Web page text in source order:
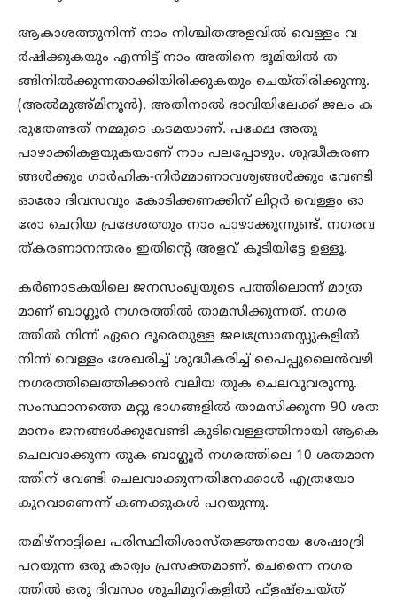
ആകാശത്തുനിന്ന് നാം നിശ്ചിതഅളവില്‍ വെള്ളം വ
ര്‍ഷിക്കുകയും എന്നിട്ട് നാം അതിനെ ഭൂമിയില്‍ ത
ങ്ങിനില്‍ക്കുന്നതാക്കിയിരിക്കുകയും ചെയ്തിരിക്കുന്നു.
(അല്‍മുഅ്മിനൂന്‍). അതിനാല്‍ ഭാവിയിലേക്ക് ജലം ക
രുതേണ്ടത് നമ്മുടെ കടമയാണ്. പക്ഷേ അതു
പാഴാക്കികളയുകയാണ് നാം പലപ്പോഴും. ശുദ്ധീകരണ
ങ്ങള്‍ക്കും ഗാര്‍ഹിക-നിര്‍മ്മാണാവശ്യങ്ങള്‍ക്കും വേണ്ടി
ഓരോ ദിവസവും കോടിക്കണക്കിന് ലിറ്റര്‍ വെള്ളം ഓ
രോ ചെറിയ പ്രദേശത്തും നാം പാഴാക്കുന്നുണ്ട്. നഗരവ
ത്കരണാനന്തരം ഇതിന്റെ അളവ് കൂടിയിട്ടേ ഉള്ളൂ.
കര്‍ണാടകയിലെ ജനസംഖ്യയുടെ പത്തിലൊന്ന് മാത്ര
മാണ് ബാഗ്ലൂര്‍ നഗരത്തില്‍ താമസിക്കുന്നത്. നഗര
ത്തില്‍ നിന്ന് ഏറെ ദൂരെയുള്ള ജലസ്രോതസ്സുകളില്‍
നിന്ന് വെള്ളം ശേഖരിച്ച് ശുദ്ധീകരിച്ച് പൈപ്പുലൈന്‍വഴി
നഗരത്തിലെത്തിക്കാന്‍ വലിയ തുക ചെലവുവരുന്നു.
സംസ്ഥാനത്തെ മറ്റു ഭാഗങ്ങളില്‍ താമസിക്കുന്ന 90 ശത
മാനം ജനങ്ങള്‍ക്കുവേണ്ടി കുടിവെള്ളത്തിനായി ആകെ
ചെലവാക്കുന്ന തുക ബാഗ്ലൂര്‍ നഗരത്തിലെ 10 ശതമാന
ത്തിന് വേണ്ടി ചെലവാക്കുന്നതിനേക്കാള്‍ എത്രയോ
കുറവാണെന്ന് കണക്കുകള്‍ പറയുന്നു.
തമിഴ്‌നാട്ടിലെ പരിസ്ഥിതിശാസ്തജ്ഞനായ ശേഷാദ്രി
പറയുന്ന ഒരു കാര്യം പ്രസക്തമാണ്. ചെന്നൈ നഗര
ത്തില്‍ ഒരു ദിവസം ശുചിമുറികളില്‍ ഫ്‌ളഷ്‌ചെയ്ത്